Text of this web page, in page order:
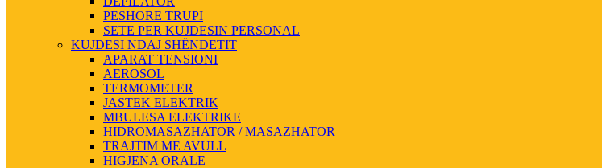
PESHORE TRUPI
SETE PER KUJDESIN PERSONAL
KUJDESI NDAJ SHËNDETIT
APARAT TENSIONI
AEROSOL
TERMOMETER
JASTEK ELEKTRIK
MBULESA ELEKTRIKE
HIDROMASAZHATOR / MASAZHATOR
TRAJTIM ME AVULL
HIGJENA ORALE